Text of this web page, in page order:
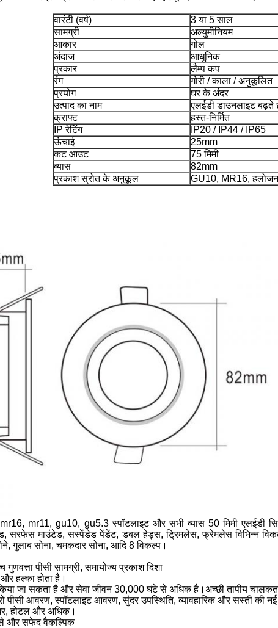
वारंटी (वर्ष)
3 या 5 साल
सामग्री
अल्युमीनियम
आकार
गोल
अंदाज
आधुनिक
प्रकार
लैम्प कप
रंग
गोरी / काला / अनुकूलित
प्रयोग
घर के अंदर
उत्पाद का नाम
एलईडी डाउनलाइट बढ़ते
क्राफ्ट
हस्त-निर्मित
IP रेटिंग
IP20 / IP44 / IP65
ऊंचाई
25mm
कट आउट
75 मिमी
व्यास
82mm
प्रकाश स्रोत के अनुकूल
GU10, MR16,
mr11, gu10, gu5.3 स्पॉटलाइट और सभी व्यास 50 मिमी
सरफेस माउंटेड, सस्पेंडेड पेंडेंट, डबल हेड्स, ट्रिमलेस, फ्रेमलेस विभिन्न
गुलाब सोना, चमकदार सोना, आदि 8 विकल्प।
पीसी सामग्री, समायोज्य प्रकाश दिशा
हल्का होता है।
जा सकता है और सेवा जीवन 30,000 घंटे से अधिक है।अच्छी तापीय
पीसी आवरण, स्पॉटलाइट आवरण, सुंदर उपस्थिति, व्यावहारिक और सस्ती की नई
होटल और अधिक।
और सफेद वैकल्पिक